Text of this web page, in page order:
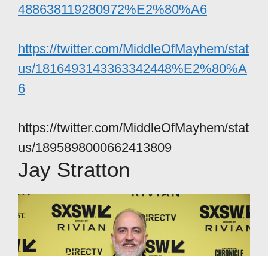
488638119280972%E2%80%A6
https://twitter.com/MiddleOfMayhem/stat
us/1816493143363342448%E2%80%A
6
https://twitter.com/MiddleOfMayhem/stat
us/1895898000662413809
Jay Stratton